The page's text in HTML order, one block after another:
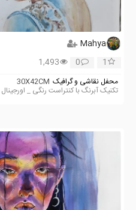
Mahya
1
0
1,493
محفل نقاشی و گرافیک 30X42CM
تکنیک آبرنگ با کنتراست رنگی _ اورجینال